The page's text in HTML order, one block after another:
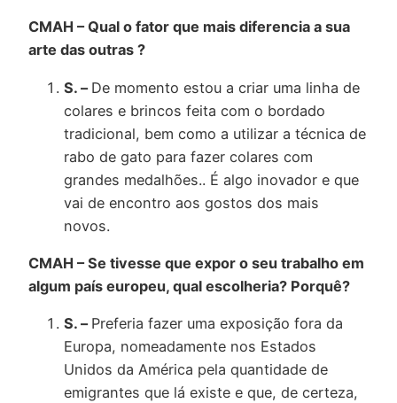
CMAH – Qual o fator que mais diferencia a sua
arte das outras ?
S. – De momento estou a criar uma linha de
colares e brincos feita com o bordado
tradicional, bem como a utilizar a técnica de
rabo de gato para fazer colares com
grandes medalhões.. É algo inovador e que
vai de encontro aos gostos dos mais
novos.
CMAH – Se tivesse que expor o seu trabalho em
algum país europeu, qual escolheria? Porquê?
S. – Preferia fazer uma exposição fora da
Europa, nomeadamente nos Estados
Unidos da América pela quantidade de
emigrantes que lá existe e que, de certeza,